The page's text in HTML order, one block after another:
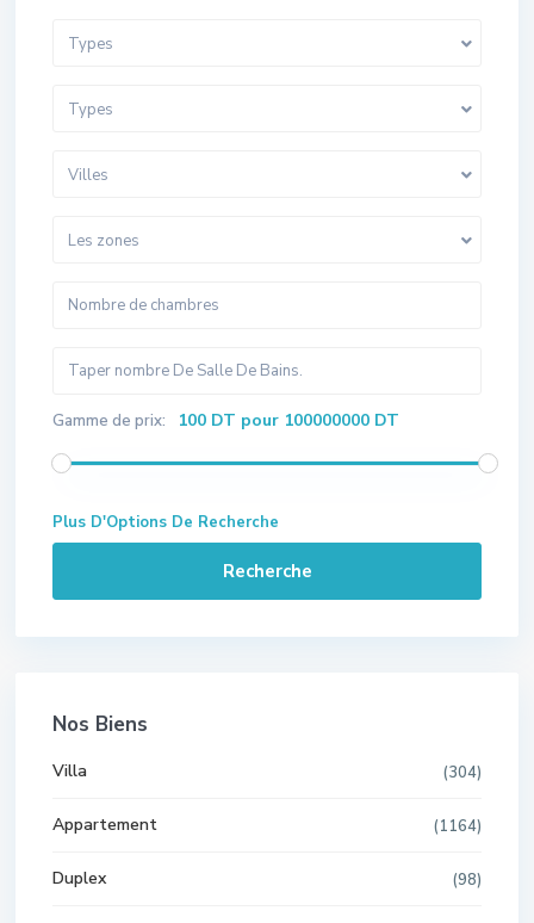
Types
Types
Villes
Les zones
Gamme de prix: 100 DT pour 100000000 DT
Plus D'Options De Recherche
Recherche
Nos Biens
Villa (304)
Appartement (1164)
Duplex (98)